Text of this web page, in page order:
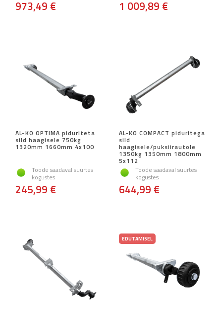
973,49 € 1 009,89 €
AL-KO OPTIMA piduriteta
sild haagisele 750kg
1320mm 1660mm 4x100
Toode saadaval suurtes
kogustes
245,99 €
AL-KO COMPACT piduritega
sild
haagisele/puksiirautole
1350kg 1350mm 1800mm
5x112
Toode saadaval suurtes
kogustes
644,99 €
EDUTAMISEL